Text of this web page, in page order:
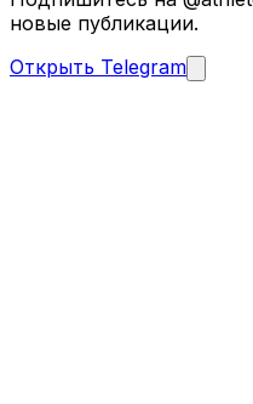
новые публикации.
Открыть Telegram